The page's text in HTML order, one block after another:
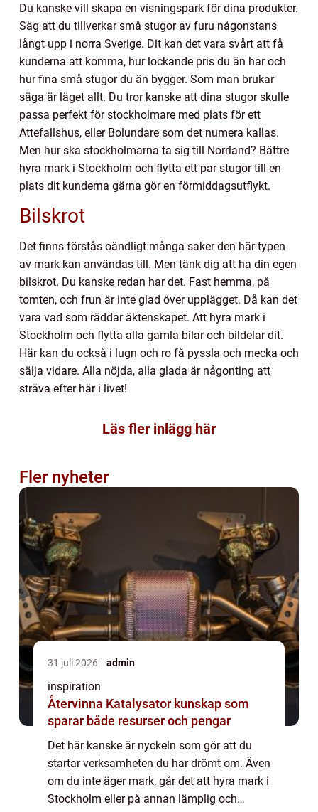
Du kanske vill skapa en visningspark för dina produkter.
Säg att du tillverkar små stugor av furu någonstans
långt upp i norra Sverige. Dit kan det vara svårt att få
kunderna att komma, hur lockande pris du än har och
hur fina små stugor du än bygger. Som man brukar
säga är läget allt. Du tror kanske att dina stugor skulle
passa perfekt för stockholmare med plats för ett
Attefallshus, eller Bolundare som det numera kallas.
Men hur ska stockholmarna ta sig till Norrland? Bättre
hyra mark i Stockholm och flytta ett par stugor till en
plats dit kunderna gärna gör en förmiddagsutflykt.
Bilskrot
Det finns förstås oändligt många saker den här typen
av mark kan användas till. Men tänk dig att ha din egen
bilskrot. Du kanske redan har det. Fast hemma, på
tomten, och frun är inte glad över upplägget. Då kan det
vara vad som räddar äktenskapet. Att hyra mark i
Stockholm och flytta alla gamla bilar och bildelar dit.
Här kan du också i lugn och ro få pyssla och mecka och
sälja vidare. Alla nöjda, alla glada är någonting att
sträva efter här i livet!
Läs fler inlägg här
Fler nyheter
31 juli 2026 admin
inspiration
Återvinna Katalysator kunskap som
sparar både resurser och pengar
Det här kanske är nyckeln som gör att du
startar verksamheten du har drömt om. Även
om du inte äger mark, går det att hyra mark i
Stockholm eller på annan lämplig och